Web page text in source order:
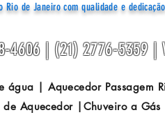
de Janeiro com qualidade e
| (21) 2776-5359 |
água | Aquecedor Passagem
Aquecedor |Chuveiro a Gás